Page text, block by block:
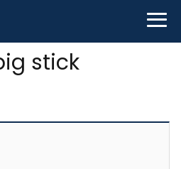
stick